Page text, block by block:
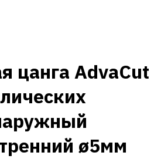
цанга AdvaCut
ø5мм